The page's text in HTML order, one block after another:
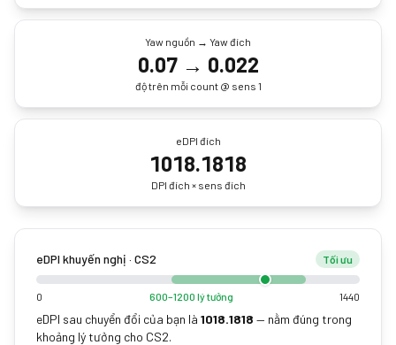
Yaw nguồn → Yaw đích
0.07→ 0.022
độ trên mỗi count @ sens 1
eDPI đích
1018.1818
DPI đích × sens đích
eDPI khuyến nghị · CS2 Tối ưu
0 600–1200 lý tưởng 1440
eDPI sau chuyển đổi của bạn là 1018.1818 — nằm đúng trong
khoảng lý tưởng cho CS2.